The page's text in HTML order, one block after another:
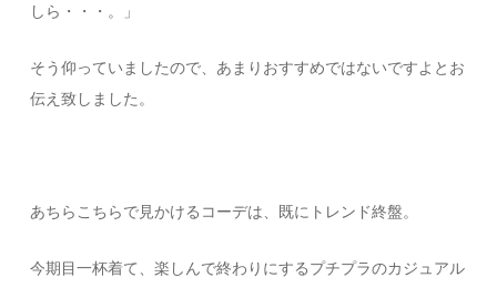
しら・・・。」
そう仰っていましたので、あまりおすすめではないですよとお
伝え致しました。
あちらこちらで見かけるコーデは、既にトレンド終盤。
今期目一杯着て、楽しんで終わりにするプチプラのカジュアル